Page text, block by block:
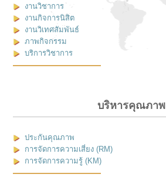
งานวิชาการ
งานกิจการนิสิต
งานวิเทศสัมพันธ์
ภาพกิจกรรม
บริการวิชาการ
บริหารคุณภาพ
ประกันคุณภาพ
การจัดการความเสี่ยง (RM)
การจัดการความรู้ (KM)